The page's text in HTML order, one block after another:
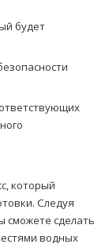
будет
который
Следуя
сделать
водных